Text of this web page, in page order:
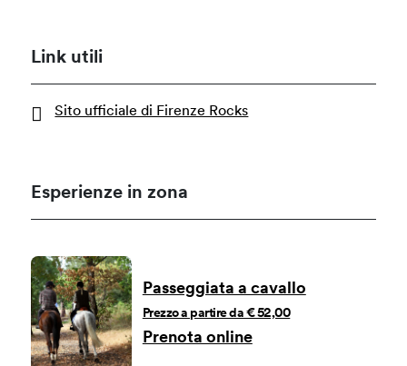
Link utili
Sito ufficiale di Firenze Rocks
Esperienze in zona
Passeggiata a cavallo
Prezzo a partire da € 52,00
Prenota online